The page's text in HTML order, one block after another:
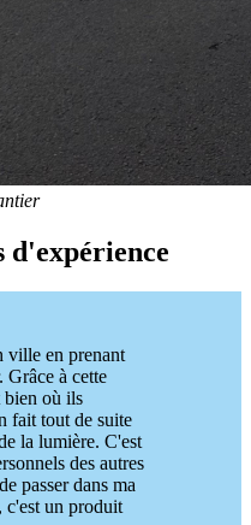
d'expérience
ville en prenant
Grâce à cette
bien où ils
fait tout de suite
la lumière. C'est
des autres
passer dans ma
c'est un produit